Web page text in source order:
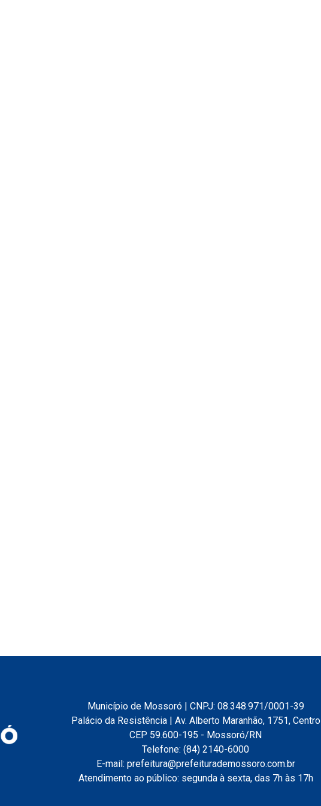
Município de Mossoró | CNPJ: 08.348.971/0001-39
Palácio da Resistência | Av. Alberto Maranhão, 1751, Centro
CEP 59.600-195 - Mossoró/RN
Telefone: (84) 2140-6000
E-mail: prefeitura@prefeiturademossoro.com.br
Atendimento ao público: segunda à sexta, das 7h às 17h